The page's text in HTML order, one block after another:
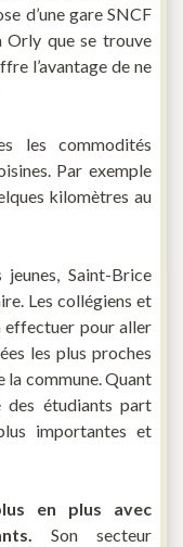
d’une gare SNCF
Orly que se trouve
l’avantage de ne
les commodités
Par exemple
kilomètres au
Saint-Brice
Les collégiens et
effectuer pour aller
les plus proches
la commune. Quant
des étudiants part
importantes et
en plus avec
Son secteur